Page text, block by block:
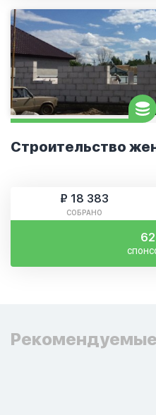
Строительство
₽ 18 383
СОБРАНО
62